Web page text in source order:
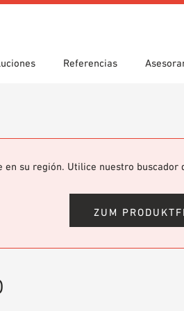
Referencias
en su región. Utilice nuestro
ZUM